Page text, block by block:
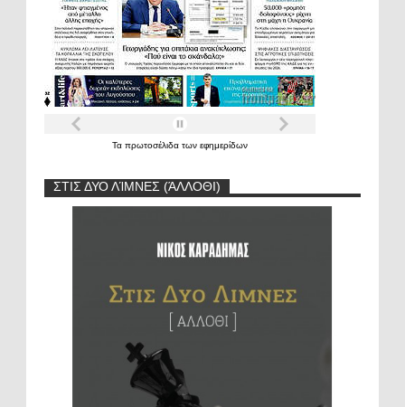
Τα πρωτοσέλιδα των εφημερίδων
ΣΤΙΣ ΔΥΟ ΛΊΜΝΕΣ (ΆΛΛΟΘΙ)